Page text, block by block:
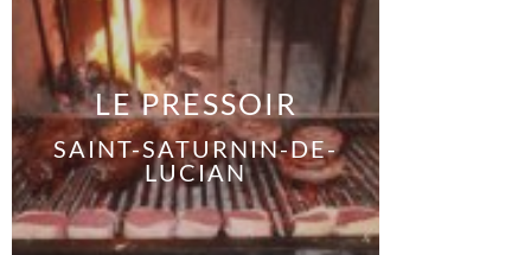
LE PRESSOIR
SAINT-SATURNIN-DE-
LUCIAN